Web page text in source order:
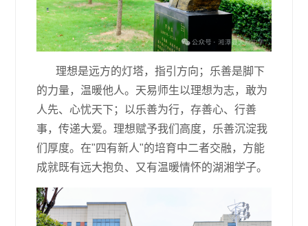
理想是远方的灯塔，指引方向；乐善是脚下
的力量，温暖他人。天易师生以理想为志，敢为
人先、心忧天下；以乐善为行，存善心、行善
事，传递大爱。理想赋予我们高度，乐善沉淀我
们厚度。在"四有新人"的培育中二者交融，方能
成就既有远大抱负、又有温暖情怀的湖湘学子。